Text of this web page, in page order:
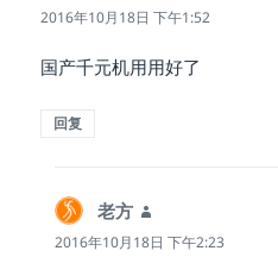
道：
2016年10月18日 下午1:52
国产千元机用用好了
回复
老方
道：
2016年10月18日 下午2:23